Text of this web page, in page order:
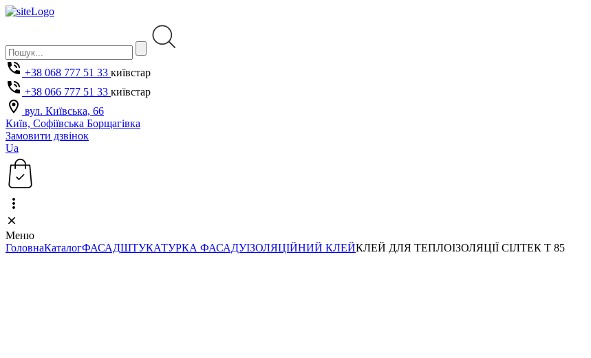
+38 068 777 51 33 київстар
+38 066 777 51 33 київстар
вул. Київська, 66
Київ, Софіївська Борщагівка
Замовити дзвінок
Ua
Меню
ГоловнаКаталогФАСАДШТУКАТУРКА ФАСАДУІЗОЛЯЦІЙНИЙ КЛЕЙКЛЕЙ ДЛЯ ТЕПЛОІЗОЛЯЦІЇ СІЛТЕК Т 85